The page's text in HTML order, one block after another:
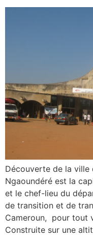
Découverte de la ville
Ngaoundéré est la
et le chef-lieu du
de transition et de
Cameroun, pour tout
Construite sur une